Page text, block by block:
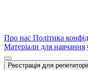
Про нас Політика
Матеріали для навчання
Реєстрація для